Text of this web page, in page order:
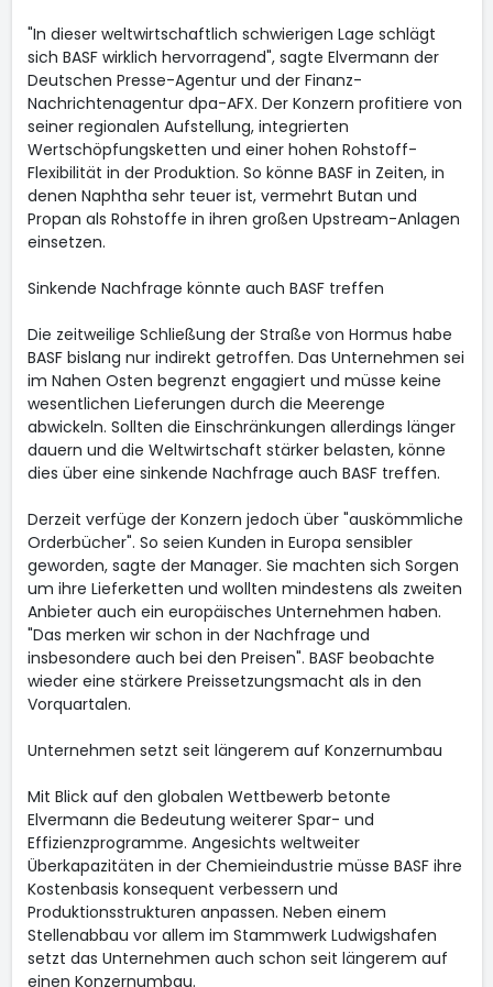
"In dieser weltwirtschaftlich schwierigen Lage schlägt
sich BASF wirklich hervorragend", sagte Elvermann der
Deutschen Presse-Agentur und der Finanz-
Nachrichtenagentur dpa-AFX. Der Konzern profitiere von
seiner regionalen Aufstellung, integrierten
Wertschöpfungsketten und einer hohen Rohstoff-
Flexibilität in der Produktion. So könne BASF in Zeiten, in
denen Naphtha sehr teuer ist, vermehrt Butan und
Propan als Rohstoffe in ihren großen Upstream-Anlagen
einsetzen.
Sinkende Nachfrage könnte auch BASF treffen
Die zeitweilige Schließung der Straße von Hormus habe
BASF bislang nur indirekt getroffen. Das Unternehmen sei
im Nahen Osten begrenzt engagiert und müsse keine
wesentlichen Lieferungen durch die Meerenge
abwickeln. Sollten die Einschränkungen allerdings länger
dauern und die Weltwirtschaft stärker belasten, könne
dies über eine sinkende Nachfrage auch BASF treffen.
Derzeit verfüge der Konzern jedoch über "auskömmliche
Orderbücher". So seien Kunden in Europa sensibler
geworden, sagte der Manager. Sie machten sich Sorgen
um ihre Lieferketten und wollten mindestens als zweiten
Anbieter auch ein europäisches Unternehmen haben.
"Das merken wir schon in der Nachfrage und
insbesondere auch bei den Preisen". BASF beobachte
wieder eine stärkere Preissetzungsmacht als in den
Vorquartalen.
Unternehmen setzt seit längerem auf Konzernumbau
Mit Blick auf den globalen Wettbewerb betonte
Elvermann die Bedeutung weiterer Spar- und
Effizienzprogramme. Angesichts weltweiter
Überkapazitäten in der Chemieindustrie müsse BASF ihre
Kostenbasis konsequent verbessern und
Produktionsstrukturen anpassen. Neben einem
Stellenabbau vor allem im Stammwerk Ludwigshafen
setzt das Unternehmen auch schon seit längerem auf
einen Konzernumbau.